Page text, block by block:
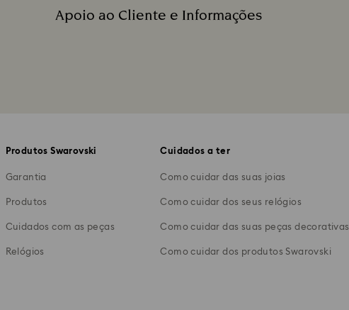
Apoio ao Cliente e Informações
Produtos Swarovski
Garantia
Produtos
Cuidados com as peças
Relógios
Cuidados a ter
Como cuidar das suas joias
Como cuidar dos seus relógios
Como cuidar das suas peças decorativas
Como cuidar dos produtos Swarovski